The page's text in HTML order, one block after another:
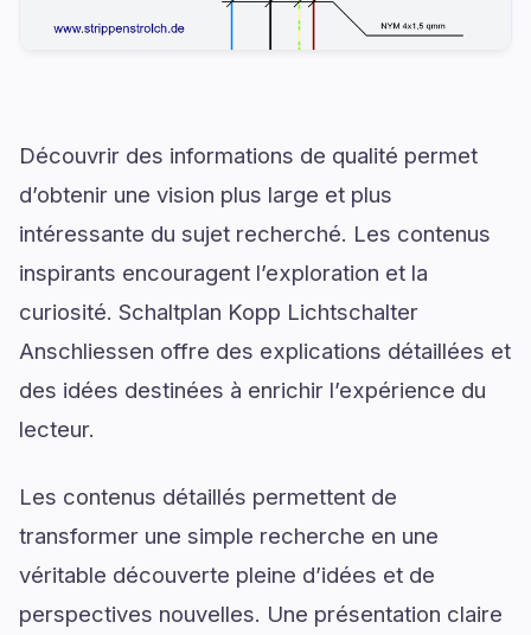
Découvrir des informations de qualité permet
d’obtenir une vision plus large et plus
intéressante du sujet recherché. Les contenus
inspirants encouragent l’exploration et la
curiosité. Schaltplan Kopp Lichtschalter
Anschliessen offre des explications détaillées et
des idées destinées à enrichir l’expérience du
lecteur.
Les contenus détaillés permettent de
transformer une simple recherche en une
véritable découverte pleine d’idées et de
perspectives nouvelles. Une présentation claire